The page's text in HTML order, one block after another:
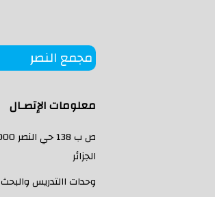
مجمع النصر
معلومات الإتصـال
الجزائر
وحدات االتدريس والبحث